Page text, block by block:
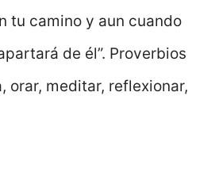
tu camino y aun cuando
de él”. Proverbios
orar, meditar, reflexionar,